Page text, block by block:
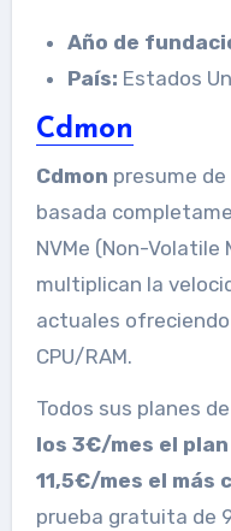
Año de
País: Estados
Cdmon
Cdmon presume
basada
NVMe (Non-Volatile
multiplican la
actuales
CPU/RAM.
Todos sus planes
los 3€/mes el
11,5€/mes el más
prueba gratuita de